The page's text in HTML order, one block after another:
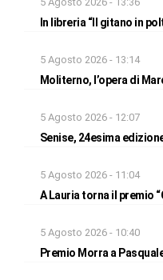
In libreria “Il gitano in
5 Agosto 2026 - 13:14
Moliterno, l’opera di
5 Agosto 2026 - 12:07
Senise, 24esima
5 Agosto 2026 - 11:04
A Lauria torna il premio
5 Agosto 2026 - 10:40
Premio Morra a